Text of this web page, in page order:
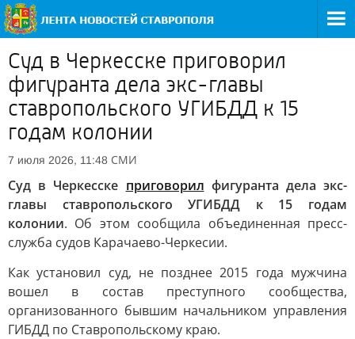
Cуд в Черкесске приговорил
фигуранта дела экс-главы
ставропольского УГИБДД к 15
годам колонии
7 июля 2026, 11:48 СМИ
Cуд в Черкесске приговорил фигуранта дела экс-
главы ставропольского УГИБДД к 15 годам
колонии. Об этом сообщила объединенная пресс-
служба судов Карачаево-Черкесии.
Как установил суд, не позднее 2015 года мужчина
вошел в состав преступного сообщества,
организованного бывшим начальником управления
ГИБДД по Ставропольскому краю.